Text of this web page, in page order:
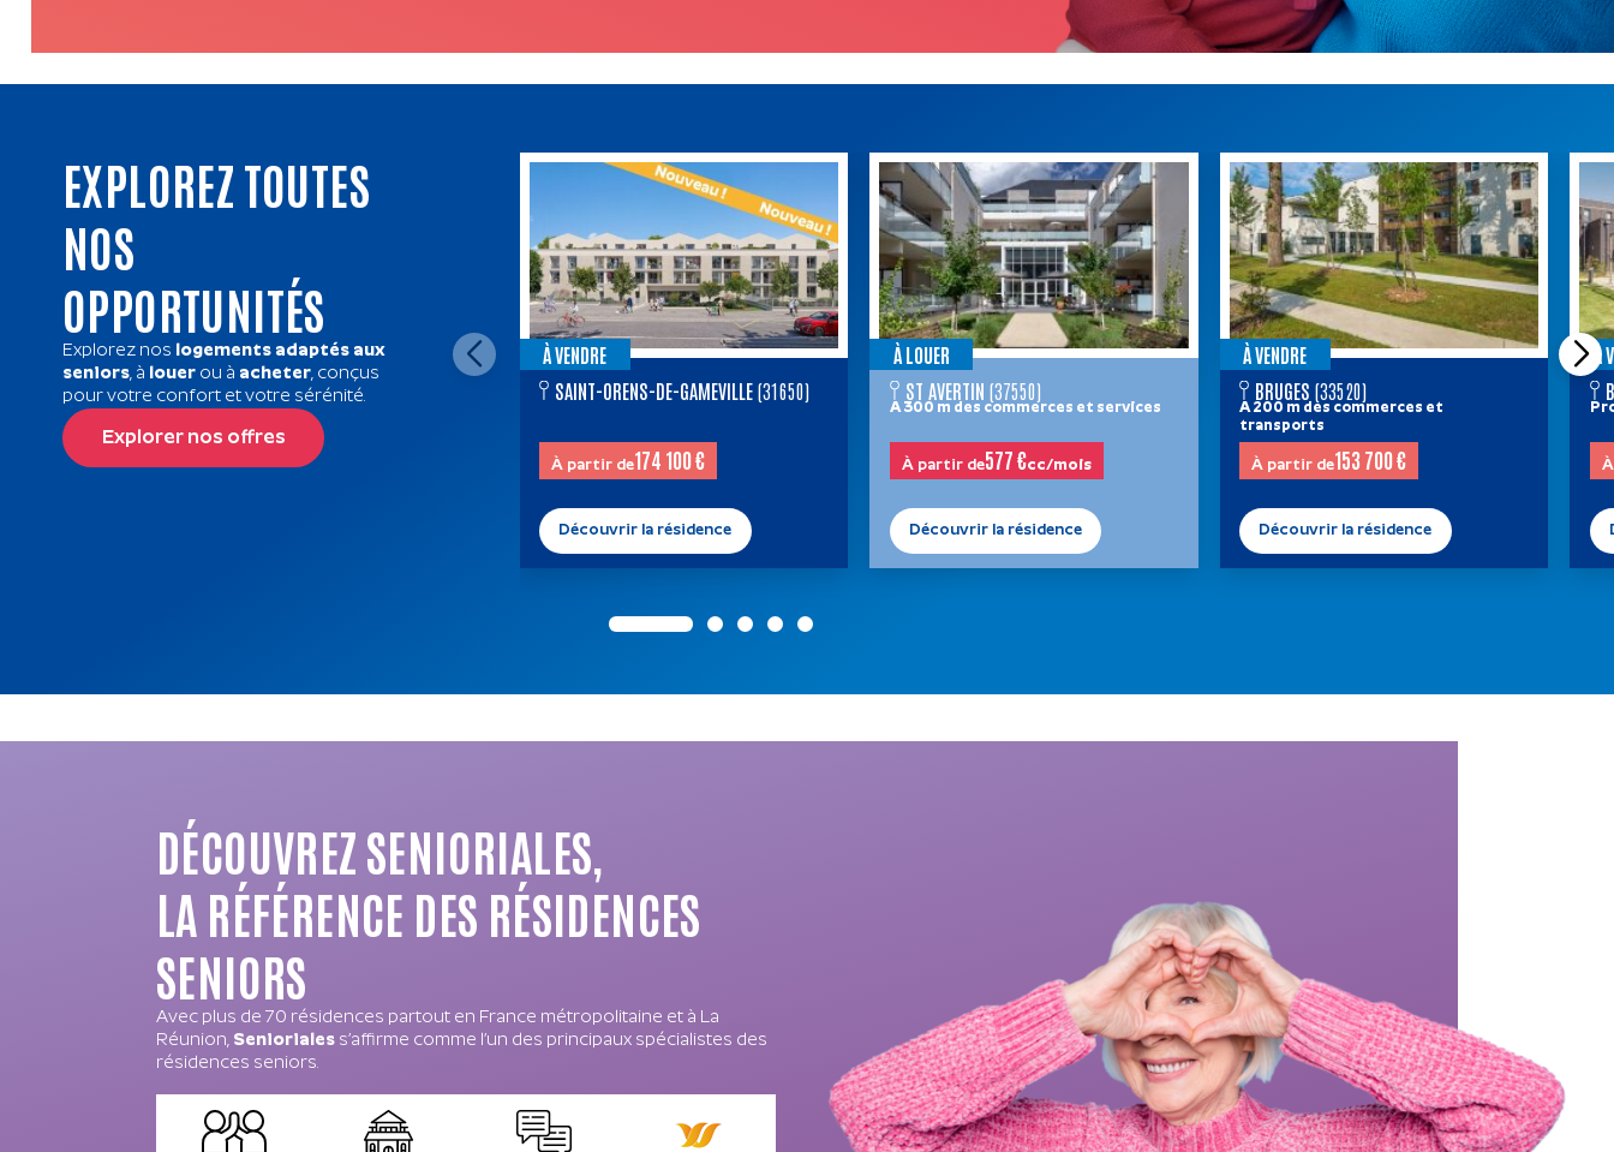
EXPLOREZ TOUTES
NOS
OPPORTUNITÉS
Explorez nos logements adaptés aux
seniors, à louer ou à acheter, conçus
pour votre confort et votre sérénité.
Explorer nos offres
À VENDRE
SAINT-ORENS-DE-GAMEVILLE(31650)
à partir de174 100 €
Découvrir la résidence
À LOUER
ST AVERTIN (37550)
A 300 m des commerces et services
à partir de577 €cc/mois
Découvrir la résidence
À VENDRE
BRUGES (33520)
A 200 m des commerces et
transports
à partir de153 700 €
Découvrir la résidence
À
DÉCOUVREZ SENIORIALES,
LA RÉFÉRENCE DES RÉSIDENCES
SENIORS
Avec plus de 70 résidences partout en France métropolitaine et à La
Réunion, Senioriales s’affirme comme l’un des principaux spécialistes des
résidences seniors.